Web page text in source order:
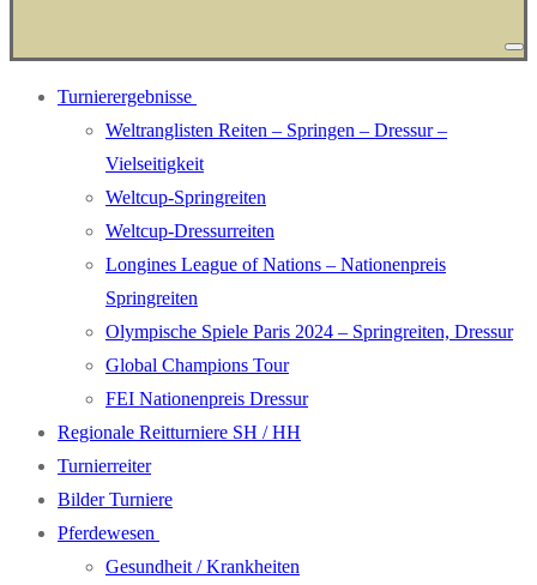
Turnierergebnisse
Weltranglisten Reiten – Springen – Dressur –
Vielseitigkeit
Weltcup-Springreiten
Weltcup-Dressurreiten
Longines League of Nations – Nationenpreis
Springreiten
Olympische Spiele Paris 2024 – Springreiten, Dressur
Global Champions Tour
FEI Nationenpreis Dressur
Regionale Reitturniere SH / HH
Turnierreiter
Bilder Turniere
Pferdewesen
Gesundheit / Krankheiten